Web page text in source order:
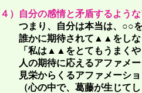
４）自分の感情と矛盾するよう
つまり、自分は本当は、○○を
誰かに期待されて▲▲をしな
「私は▲▲をとてもうまくや
人の期待に応えるアファメ
見栄からくるアファメーショ
（心の中で、葛藤が生じてし